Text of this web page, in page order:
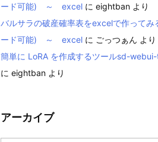
ード可能) ～ excel に eightban より
バルサラの破産確率表をexcelで作ってみ
ード可能) ～ excel に ごっつぁん より
簡単に LoRA を作成するツールsd-
に eightban より
アーカイブ